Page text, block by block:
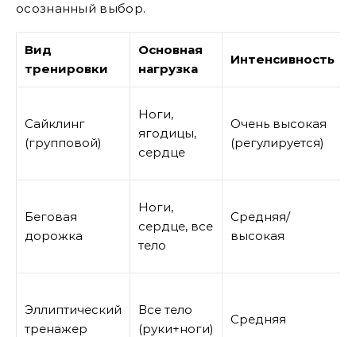
осознанный выбор.
Вид
тренировки
Основная
нагрузка
Интенсивность
Сайклинг
(групповой)
Ноги,
ягодицы,
сердце
Очень высокая
(регулируется)
Беговая
дорожка
Ноги,
сердце, все
тело
Средняя/
высокая
Эллиптический
тренажер
Все тело
(руки+ноги)
Средняя